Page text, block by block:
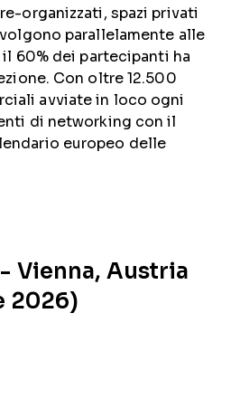
organizzati, spazi privati
parallelamente alle
60% dei partecipanti ha
Con oltre 12.500
avviate in loco ogni
di networking con il
europeo delle
- Vienna, Austria
2026)